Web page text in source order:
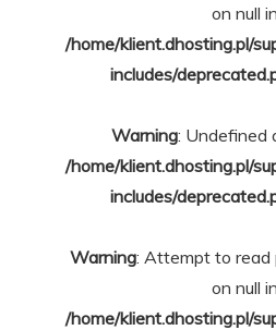
on null in
/home/klient.dhosting.pl/
includes/
Warning: Undefined
/home/klient.dhosting.pl/
includes/
Warning: Attempt to
on null in
/home/klient.dhosting.pl/